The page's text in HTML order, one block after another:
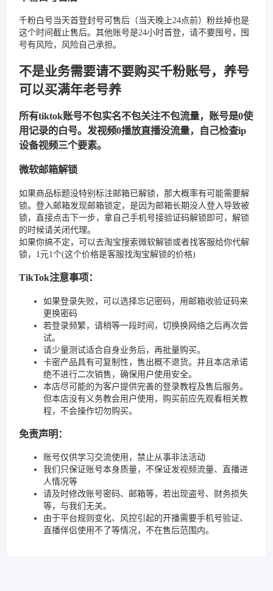
千粉白号当天首登封号可售后（当天晚上24点前）粉丝掉也是
这个时间截止售后。其他账号是24小时首登，请不要囤号，囤
号有风险，风险自己承担。
不是业务需要请不要购买千粉账号，养号
可以买满年老号养
所有tiktok账号不包实名不包关注不包流量，账号是0使
用记录的白号。发视频0播放直播没流量，自己检查ip
设备视频三个要素。
微软邮箱解锁
如果商品标题没特别标注邮箱已解锁，那大概率有可能需要解
锁。登入邮箱发现邮箱锁定，是因为邮箱长期没人登入导致被
锁，直接点击下一步，拿自己手机号接验证码解锁即可，解锁
的时候请关闭代理。
如果你搞不定，可以去淘宝搜索微软解锁或者找客服给你代解
锁，1元1个(这个价格是客服找淘宝解锁的价格)
TikTok注意事项：
如果登录失败，可以选择忘记密码，用邮箱收验证码来
更换密码
若登录频繁，请稍等一段时间，切换换网络之后再次尝
试。
请少量测试适合自身业务后，再批量购买。
卡密产品具有可复制性，售出概不退货。并且本店承诺
绝不进行二次销售，确保用户使用安全。
本店尽可能的为客户提供完善的登录教程及售后服务。
但本店没有义务教会用户使用，购买前应先观看相关教
程，不会操作切勿购买。
免责声明：
账号仅供学习交流使用，禁止从事非法活动
我们只保证账号本身质量，不保证发视频流量、直播进
人情况等
请及时修改账号密码、邮箱等，若出现盗号、财务损失
等，与我们无关。
由于平台规则变化、风控引起的开播需要手机号验证、
直播伴侣使用不了等情况，不在售后范围内。